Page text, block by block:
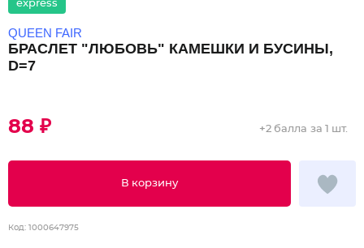
express
QUEEN FAIR
БРАСЛЕТ "ЛЮБОВЬ" КАМЕШКИ И БУСИНЫ,
D=7
88 ₽
В корзину
+2 балла за 1 шт.
Код: 1000647975